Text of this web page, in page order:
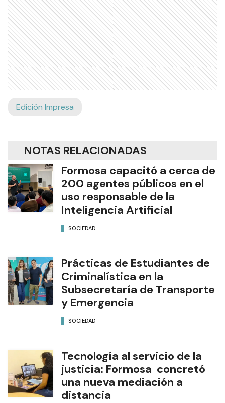
Edición Impresa
NOTAS RELACIONADAS
Formosa capacitó a cerca de
200 agentes públicos en el
uso responsable de la
Inteligencia Artificial
SOCIEDAD
Prácticas de Estudiantes de
Criminalística en la
Subsecretaría de Transporte
y Emergencia
SOCIEDAD
Tecnología al servicio de la
justicia: Formosa concretó
una nueva mediación a
distancia